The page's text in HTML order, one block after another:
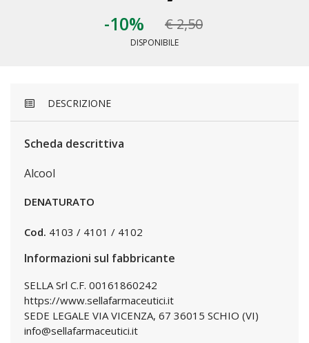
-10% € 2,50
DISPONIBILE
DESCRIZIONE
Scheda descrittiva
Alcool
DENATURATO
Cod. 4103 / 4101 / 4102
Informazioni sul fabbricante
SELLA Srl C.F. 00161860242
https://www.sellafarmaceutici.it
SEDE LEGALE VIA VICENZA, 67 36015 SCHIO (VI)
info@sellafarmaceutici.it